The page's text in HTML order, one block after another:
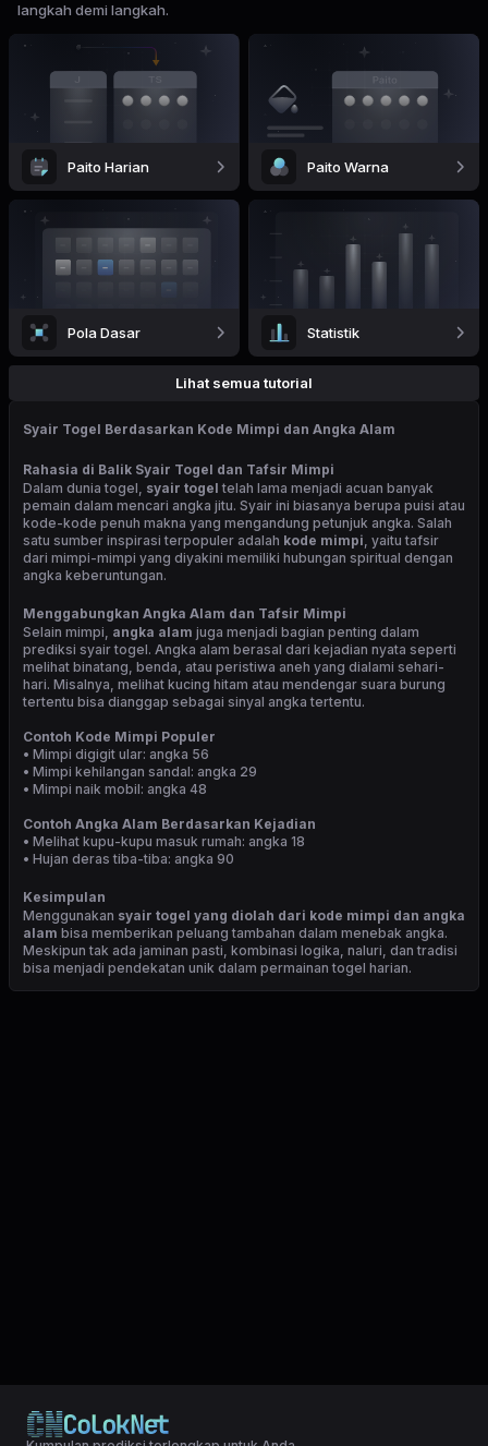
langkah demi langkah.
Paito Harian Paito Warna
Pola Dasar Statistik
Lihat semua tutorial
Syair Togel Berdasarkan Kode Mimpi dan Angka Alam
Rahasia di Balik Syair Togel dan Tafsir Mimpi
Dalam dunia togel, syair togel telah lama menjadi acuan banyak
pemain dalam mencari angka jitu. Syair ini biasanya berupa puisi atau
kode-kode penuh makna yang mengandung petunjuk angka. Salah
satu sumber inspirasi terpopuler adalah kode mimpi, yaitu tafsir
dari mimpi-mimpi yang diyakini memiliki hubungan spiritual dengan
angka keberuntungan.
Menggabungkan Angka Alam dan Tafsir Mimpi
Selain mimpi, angka alam juga menjadi bagian penting dalam
prediksi syair togel. Angka alam berasal dari kejadian nyata seperti
melihat binatang, benda, atau peristiwa aneh yang dialami sehari-
hari. Misalnya, melihat kucing hitam atau mendengar suara burung
tertentu bisa dianggap sebagai sinyal angka tertentu.
Contoh Kode Mimpi Populer
• Mimpi digigit ular: angka 56
• Mimpi kehilangan sandal: angka 29
• Mimpi naik mobil: angka 48
Contoh Angka Alam Berdasarkan Kejadian
• Melihat kupu-kupu masuk rumah: angka 18
• Hujan deras tiba-tiba: angka 90
Kesimpulan
Menggunakan syair togel yang diolah dari kode mimpi dan angka
alam bisa memberikan peluang tambahan dalam menebak angka.
Meskipun tak ada jaminan pasti, kombinasi logika, naluri, dan tradisi
bisa menjadi pendekatan unik dalam permainan togel harian.